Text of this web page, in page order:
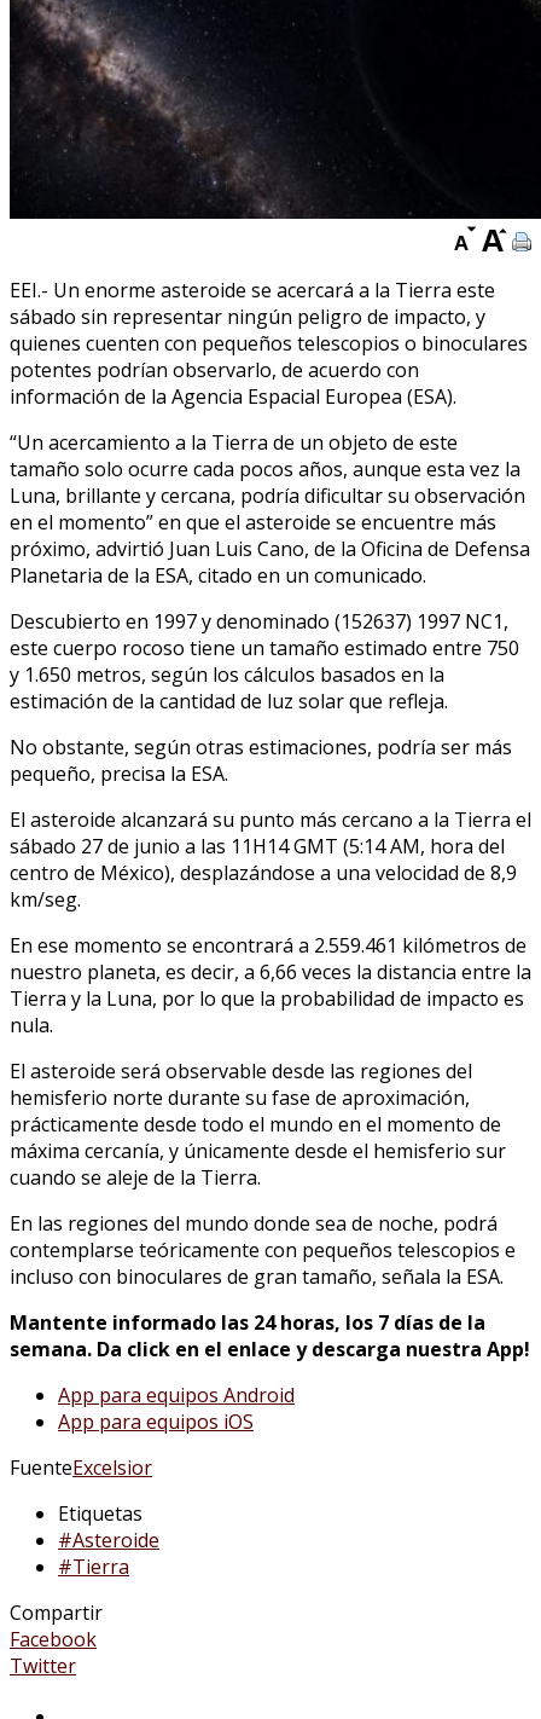
EEI.- Un enorme asteroide se acercará a la Tierra este
sábado sin representar ningún peligro de impacto, y
quienes cuenten con pequeños telescopios o binoculares
potentes podrían observarlo, de acuerdo con
información de la Agencia Espacial Europea (ESA).
“Un acercamiento a la Tierra de un objeto de este
tamaño solo ocurre cada pocos años, aunque esta vez la
Luna, brillante y cercana, podría dificultar su observación
en el momento” en que el asteroide se encuentre más
próximo, advirtió Juan Luis Cano, de la Oficina de Defensa
Planetaria de la ESA, citado en un comunicado.
Descubierto en 1997 y denominado (152637) 1997 NC1,
este cuerpo rocoso tiene un tamaño estimado entre 750
y 1.650 metros, según los cálculos basados en la
estimación de la cantidad de luz solar que refleja.
No obstante, según otras estimaciones, podría ser más
pequeño, precisa la ESA.
El asteroide alcanzará su punto más cercano a la Tierra el
sábado 27 de junio a las 11H14 GMT (5:14 AM, hora del
centro de México), desplazándose a una velocidad de 8,9
km/seg.
En ese momento se encontrará a 2.559.461 kilómetros de
nuestro planeta, es decir, a 6,66 veces la distancia entre la
Tierra y la Luna, por lo que la probabilidad de impacto es
nula.
El asteroide será observable desde las regiones del
hemisferio norte durante su fase de aproximación,
prácticamente desde todo el mundo en el momento de
máxima cercanía, y únicamente desde el hemisferio sur
cuando se aleje de la Tierra.
En las regiones del mundo donde sea de noche, podrá
contemplarse teóricamente con pequeños telescopios e
incluso con binoculares de gran tamaño, señala la ESA.
Mantente informado las 24 horas, los 7 días de la
semana. Da click en el enlace y descarga nuestra App!
App para equipos Android
App para equipos iOS
FuenteExcelsior
Etiquetas
#Asteroide
#Tierra
Compartir
Facebook
Twitter